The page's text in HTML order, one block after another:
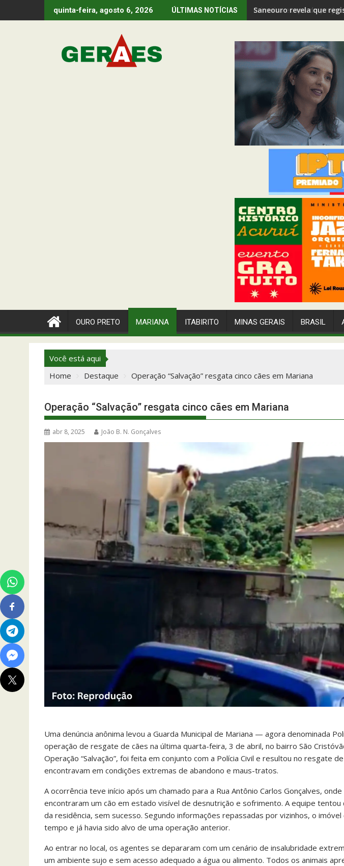
to
quinta-feira, agosto 6, 2026 ÚLTIMAS NOTÍCIAS Primeira etapa do
OURO PRETO MARIANA ITABIRITO MINAS GERAIS BRASIL
Você está aqui
Home
Destaque Operação “Salvação” resgata cinco cães em Mariana
Operação “Salvação” resgata cinco cães em Mariana
abr 8, 2025 João B. N. Gonçalves
Uma denúncia anônima levou a Guarda Municipal de Mariana — agora denominada
operação de resgate de cães na última quarta-feira, 3 de abril, no bairro São
Operação “Salvação”, foi feita em conjunto com a Polícia Civil e resultou no resgate
encontravam em condições extremas de abandono e maus-tratos.
A ocorrência teve início após um chamado para a Rua Antônio Carlos Gonçalves,
encontraram um cão em estado visível de desnutrição e sofrimento. A equipe
da residência, sem sucesso. Segundo informações repassadas por vizinhos, o
tempo e já havia sido alvo de uma operação anterior.
Ao entrar no local, os agentes se depararam com um cenário de insalubridade
um ambiente sujo e sem acesso adequado a água ou alimento. Todos os animais